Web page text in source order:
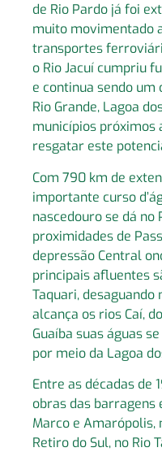
de Rio Pardo já foi
muito movimentado
transportes
o Rio Jacuí cumpriu
e continua sendo
Rio Grande, Lagoa
municípios próximos
resgatar este
Com 790 km de
importante curso
nascedouro se dá no
proximidades de
depressão Central
principais afluentes
Taquari, desaguando
alcança os rios Caí,
Guaíba suas águas
por meio da Lagoa
Entre as décadas de
obras das barragens
Marco e Amarópolis,
Retiro do Sul, no Rio